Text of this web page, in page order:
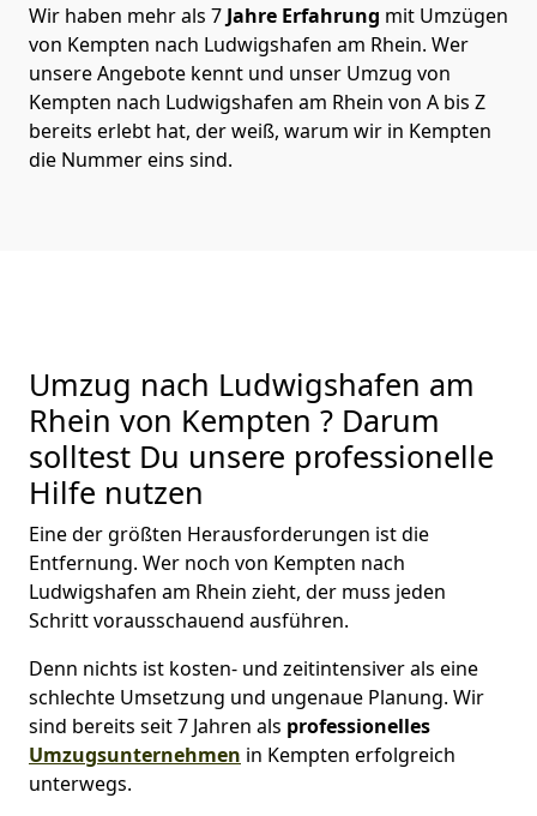
Wir haben mehr als 7 Jahre Erfahrung mit Umzügen
von Kempten nach Ludwigshafen am Rhein. Wer
unsere Angebote kennt und unser Umzug von
Kempten nach Ludwigshafen am Rhein von A bis Z
bereits erlebt hat, der weiß, warum wir in Kempten
die Nummer eins sind.
Umzug nach Ludwigshafen am
Rhein von Kempten ? Darum
solltest Du unsere professionelle
Hilfe nutzen
Eine der größten Herausforderungen ist die
Entfernung. Wer noch von Kempten nach
Ludwigshafen am Rhein zieht, der muss jeden
Schritt vorausschauend ausführen.
Denn nichts ist kosten- und zeitintensiver als eine
schlechte Umsetzung und ungenaue Planung. Wir
sind bereits seit 7 Jahren als professionelles
Umzugsunternehmen in Kempten erfolgreich
unterwegs.